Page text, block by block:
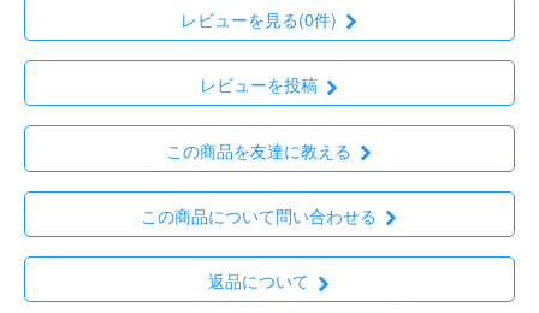
レビューを見る(0件)
レビューを投稿
この商品を友達に教える
この商品について問い合わせる
返品について